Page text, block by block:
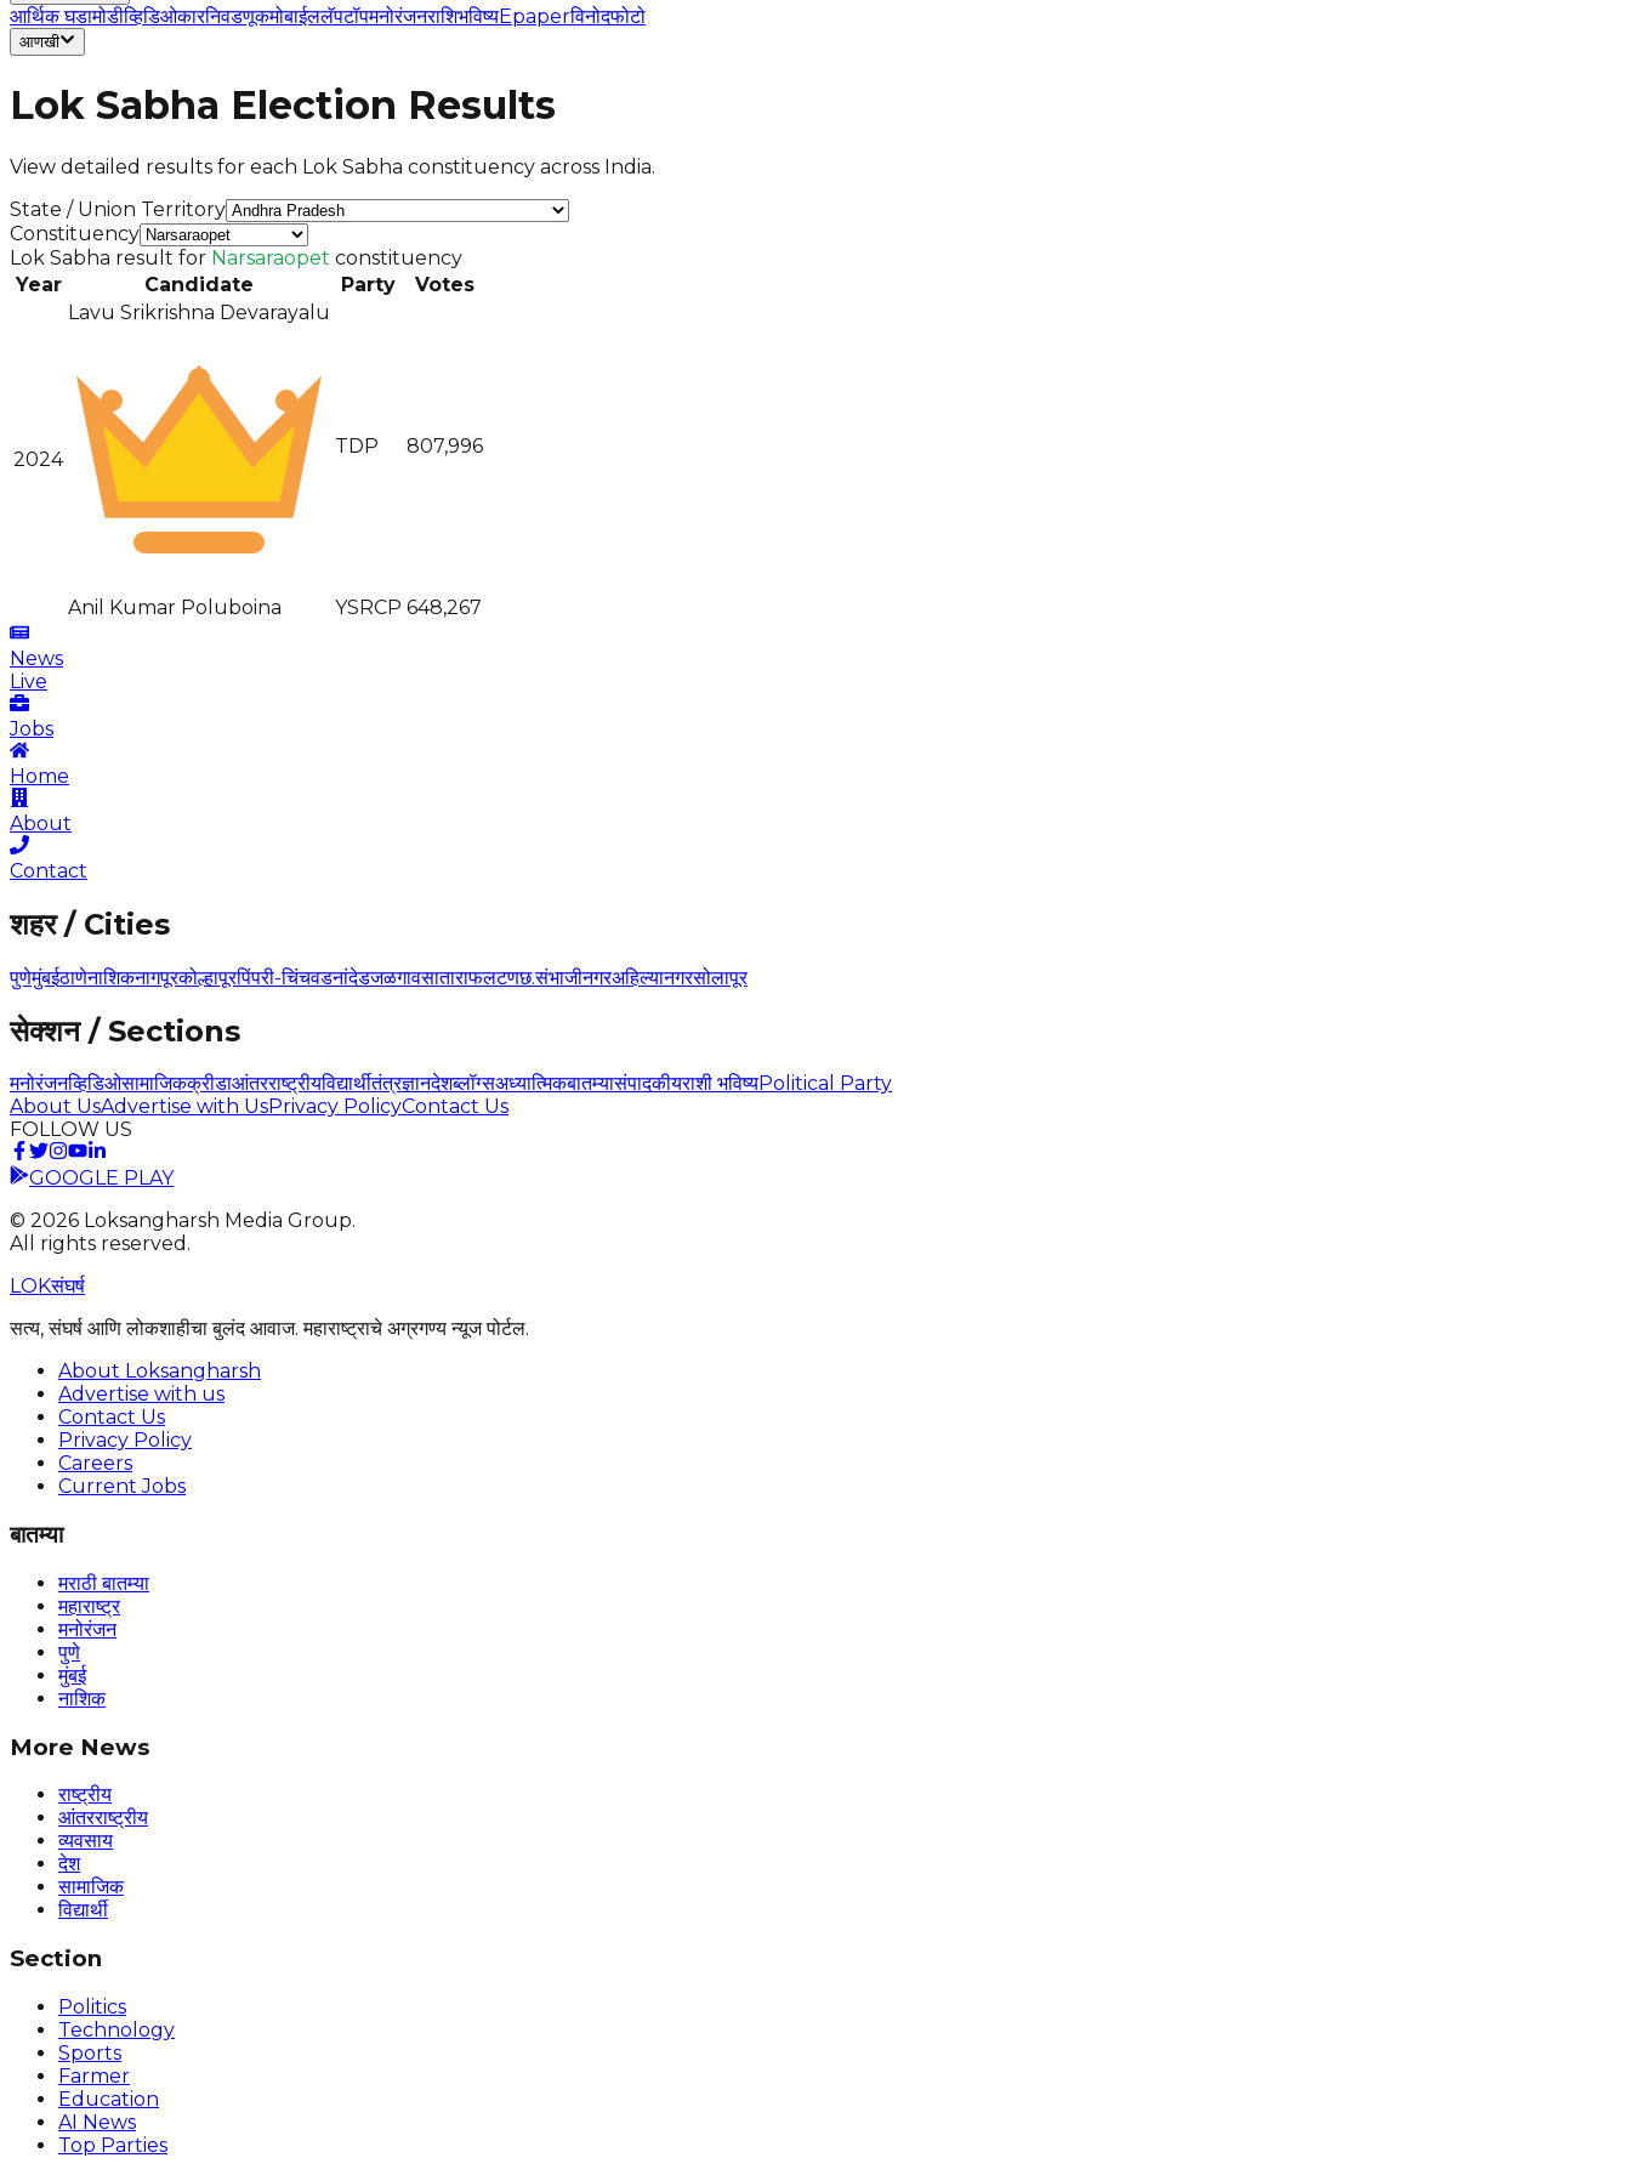
आर्थिक घडामोडीव्हिडिओकारनिवडणूकमोबाईललॅपटॉपमनोरंजनराशिभविष्यEpaperविनोदफोटो
आणखी
Lok Sabha Election Results
View detailed results for each Lok Sabha constituency across India.
State / Union Territory
Constituency
Lok Sabha result for Narsaraopet constituency
Year
Candidate Party Votes
2024
Lavu Srikrishna Devarayalu
TDP 807,996
Anil Kumar Poluboina YSRCP 648,267
News
Live
Jobs
Home
About
Contact
शहर / Cities
पुणेमुंबईठाणेनाशिकनागपूरकोल्हापूरपिंपरी-चिंचवडनांदेडजळगावसाताराफलटणछ.संभाजीनगरअहिल्यानगरसोलापूर
सेक्शन / Sections
मनोरंजनव्हिडिओसामाजिकक्रीडाआंतरराष्ट्रीयविद्यार्थीतंत्रज्ञानदेशब्लॉग्सअध्यात्मिकबातम्यासंपादकीयराशी भविष्यPolitical Party
About UsAdvertise with UsPrivacy PolicyContact Us
FOLLOW US
GOOGLE PLAY
© 2026 Loksangharsh Media Group.
All rights reserved.
LOKसंघर्ष
सत्य, संघर्ष आणि लोकशाहीचा बुलंद आवाज. महाराष्ट्राचे अग्रगण्य न्यूज पोर्टल.
About Loksangharsh
Advertise with us
Contact Us
Privacy Policy
Careers
Current Jobs
बातम्या
मराठी बातम्या
महाराष्ट्र
मनोरंजन
पुणे
मुंबई
नाशिक
More News
राष्ट्रीय
आंतरराष्ट्रीय
व्यवसाय
देश
सामाजिक
विद्यार्थी
Section
Politics
Technology
Sports
Farmer
Education
AI News
Top Parties